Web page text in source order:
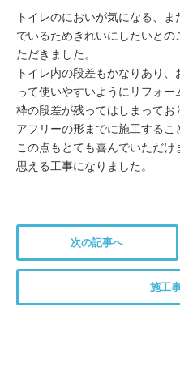
トイレのにおいが気になる、ま
でいるためきれいにしたいとの
ただきました。
トイレ内の段差もかなりあり
って使いやすいようにリフォー
枠の段差が残ってはしまってお
アフリーの形までに施工するこ
この点もとても喜んでいただ
思える工事になりました。
次の記事へ
施工